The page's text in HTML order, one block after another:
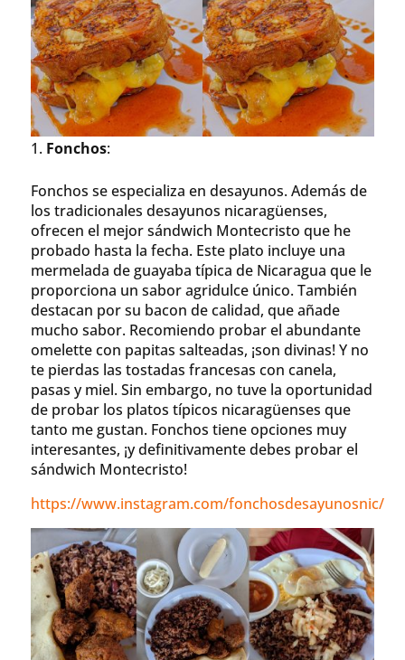
Fonchos:
Fonchos se especializa en desayunos. Además de
los tradicionales desayunos nicaragüenses,
ofrecen el mejor sándwich Montecristo que he
probado hasta la fecha. Este plato incluye una
mermelada de guayaba típica de Nicaragua que le
proporciona un sabor agridulce único. También
destacan por su bacon de calidad, que añade
mucho sabor. Recomiendo probar el abundante
omelette con papitas salteadas, ¡son divinas! Y no
te pierdas las tostadas francesas con canela,
pasas y miel. Sin embargo, no tuve la oportunidad
de probar los platos típicos nicaragüenses que
tanto me gustan. Fonchos tiene opciones muy
interesantes, ¡y definitivamente debes probar el
sándwich Montecristo!
https://www.instagram.com/fonchosdesayunosnic/